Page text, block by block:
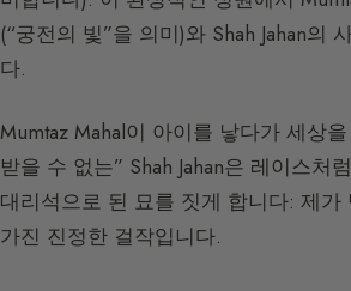
(“궁전의 빛”을 의미)와 Shah Jahan의
다.
Mumtaz Mahal이 아이를 낳다가 세상
받을 수 없는” Shah Jahan은 레이스처
대리석으로 된 묘를 짓게 합니다: 제가
가진 진정한 걸작입니다.